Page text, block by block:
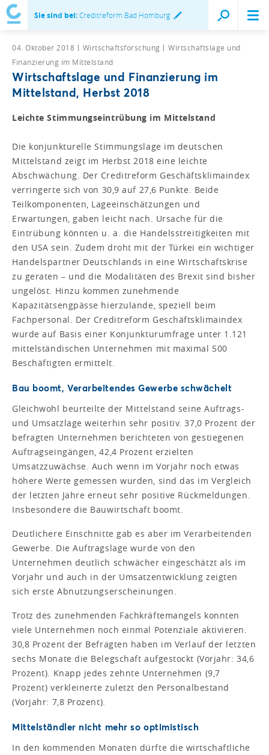
Sie sind bei:Creditreform Bad Homburg
04. Oktober 2018 Wirtschaftsforschung
Wirtschaftslage und
Finanzierung im Mittelstand
Wirtschaftslage und Finanzierung im
Mittelstand, Herbst 2018
Leichte Stimmungseintrübung im Mittelstand
Die konjunkturelle Stimmungslage im deutschen
Mittelstand zeigt im Herbst 2018 eine leichte
Abschwächung. Der Creditreform Geschäftsklimaindex
verringerte sich von 30,9 auf 27,6 Punkte. Beide
Teilkomponenten, Lageeinschätzungen und
Erwartungen, gaben leicht nach. Ursache für die
Eintrübung könnten u. a. die Handelsstreitigkeiten mit
den USA sein. Zudem droht mit der Türkei ein wichtiger
Handelspartner Deutschlands in eine Wirtschaftskrise
zu geraten – und die Modalitäten des Brexit sind bisher
ungelöst. Hinzu kommen zunehmende
Kapazitätsengpässe hierzulande, speziell beim
Fachpersonal. Der Creditreform Geschäftsklimaindex
wurde auf Basis einer Konjunkturumfrage unter 1.121
mittelständischen Unternehmen mit maximal 500
Beschäftigten ermittelt.
Bau boomt, Verarbeitendes Gewerbe schwächelt
Gleichwohl beurteilte der Mittelstand seine Auftrags-
und Umsatzlage weiterhin sehr positiv. 37,0 Prozent der
befragten Unternehmen berichteten von gestiegenen
Auftragseingängen, 42,4 Prozent erzielten
Umsatzzuwächse. Auch wenn im Vorjahr noch etwas
höhere Werte gemessen wurden, sind das im Vergleich
der letzten Jahre erneut sehr positive Rückmeldungen.
Insbesondere die Bauwirtschaft boomt.
Deutlichere Einschnitte gab es aber im Verarbeitenden
Gewerbe. Die Auftragslage wurde von den
Unternehmen deutlich schwächer eingeschätzt als im
Vorjahr und auch in der Umsatzentwicklung zeigten
sich erste Abnutzungserscheinungen.
Trotz des zunehmenden Fachkräftemangels konnten
viele Unternehmen noch einmal Potenziale aktivieren.
30,8 Prozent der Befragten haben im Verlauf der letzten
sechs Monate die Belegschaft aufgestockt (Vorjahr: 34,6
Prozent). Knapp jedes zehnte Unternehmen (9,7
Prozent) verkleinerte zuletzt den Personalbestand
(Vorjahr: 7,8 Prozent).
Mittelständler nicht mehr so optimistisch
In den kommenden Monaten dürfte die wirtschaftliche